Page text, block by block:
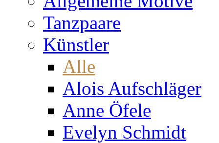
Tanzpaare
Künstler
Alle
Alois Aufschläger
Anne Öfele
Evelyn Schmidt